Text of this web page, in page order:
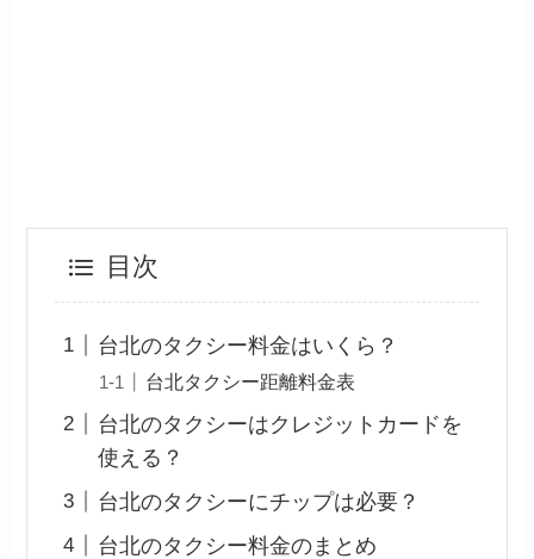
目次
台北のタクシー料金はいくら？
台北タクシー距離料金表
台北のタクシーはクレジットカードを
使える？
台北のタクシーにチップは必要？
台北のタクシー料金のまとめ